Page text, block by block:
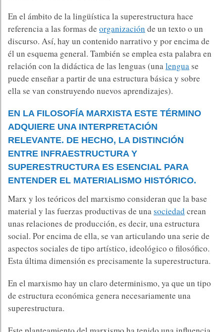
En el ámbito de la lingüística la superestructura hace
referencia a las formas de organización de un texto o un
discurso. Así, hay un contenido narrativo y por encima de
él un esquema general. También se emplea esta palabra en
relación con la didáctica de las lenguas (unalengua se
puede enseñar a partir de una estructura básica y sobre
ella se van construyendo nuevos aprendizajes).
EN LA FILOSOFÍA MARXISTA ESTE TÉRMINO
ADQUIERE UNA INTERPRETACIÓN
RELEVANTE. DE HECHO, LA DISTINCIÓN
ENTRE INFRAESTRUCTURA Y
SUPERESTRUCTURA ES ESENCIAL PARA
ENTENDER EL MATERIALISMO HISTÓRICO.
Marx y los teóricos del marxismo consideran que la base
material y las fuerzas productivas de unasociedad crean
unas relaciones de producción, es decir, una estructura
social. Por encima de ella, se van articulando una serie de
aspectos sociales de tipo artístico, ideológico o filosófico.
Esta última dimensión es precisamente la superestructura.
En el marxismo hay un claro determinismo, ya que un tipo
de estructura económica genera necesariamente una
superestructura.